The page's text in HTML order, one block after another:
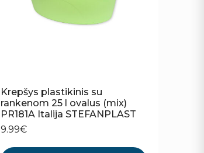
Krepšys plastikinis su
rankenom 25 l ovalus (mix)
PR181A Italija STEFANPLAST
9.99€